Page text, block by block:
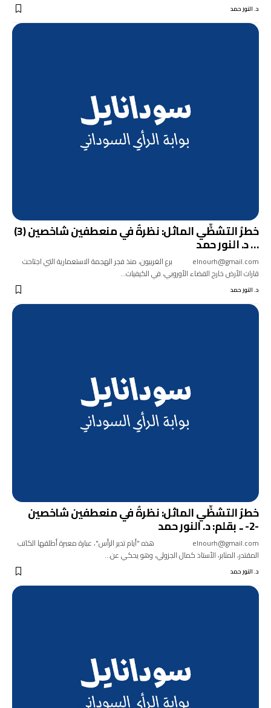
د. النور حمد
خطرُ التشظِّي الماثل: نظرةٌ في منعطفين شاخصين (3)
… د. النور حمد
elnourh@gmail.com برع الغربيون، منذ فجر الهجمة الاستعمارية التي اجتاحت
قارات الأرض خارج الفضاء الأوروبي، في الكيفيات…
د. النور حمد
خطرُ التشظِّي الماثل: نظرةٌ في منعطفين شاخصين
-2- .. بقلم: د. النور حمد
elnourh@gmail.com هذه "أيام تدير الرأس"، عبارة معبرة أطلقها الكاتب
المقتدر، المثابر، الأستاذ كمال الجزولي، وهو يحكي عن…
د. النور حمد